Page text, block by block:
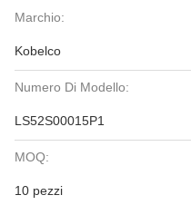
Marchio:
Kobelco
Numero Di Modello:
LS52S00015P1
MOQ:
10 pezzi